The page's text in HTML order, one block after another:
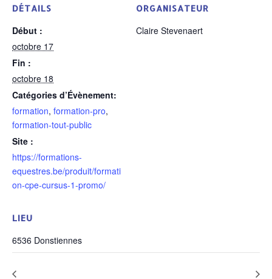
DÉTAILS
Début :
octobre 17
Fin :
octobre 18
Catégories d’Évènement:
formation, formation-pro,
formation-tout-public
Site :
https://formations-
equestres.be/produit/formati
on-cpe-cursus-1-promo/
ORGANISATEUR
Claire Stevenaert
LIEU
6536 Donstiennes